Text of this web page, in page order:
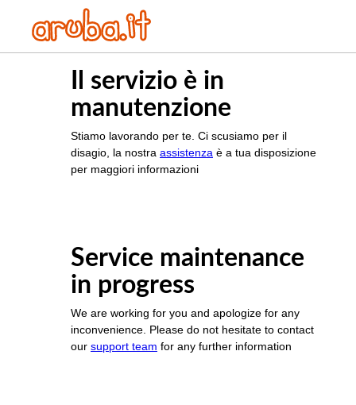
Il servizio è in
manutenzione
Stiamo lavorando per te. Ci scusiamo per il
disagio, la nostra assistenza è a tua disposizione
per maggiori informazioni
Service maintenance
in progress
We are working for you and apologize for any
inconvenience. Please do not hesitate to contact
our support team for any further information